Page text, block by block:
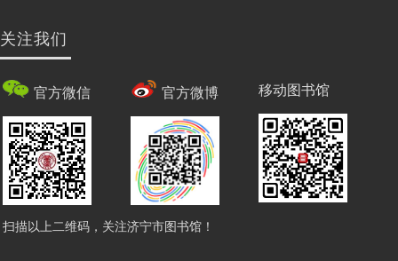
关注我们
官方微信 官方微博 移动图书馆
扫描以上二维码，关注济宁市图书馆！